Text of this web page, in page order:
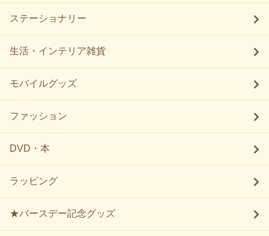
ステーショナリー
生活・インテリア雑貨
モバイルグッズ
ファッション
DVD・本
ラッピング
★バースデー記念グッズ